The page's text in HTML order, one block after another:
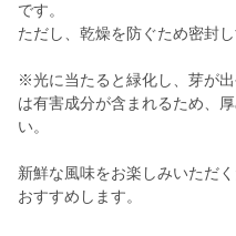
です。
ただし、乾燥を防ぐため密封
※光に当たると緑化し、芽が
は有害成分が含まれるため、
い。
新鮮な風味をお楽しみいただ
おすすめします。